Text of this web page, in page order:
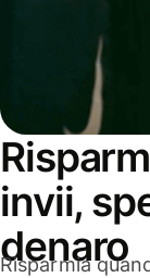
invii,
denaro
Risparmia